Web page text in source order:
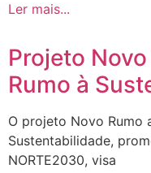
Ler mais...
Projeto
Rumo à
O projeto Novo Rumo
Sustentabilidade,
NORTE2030, visa